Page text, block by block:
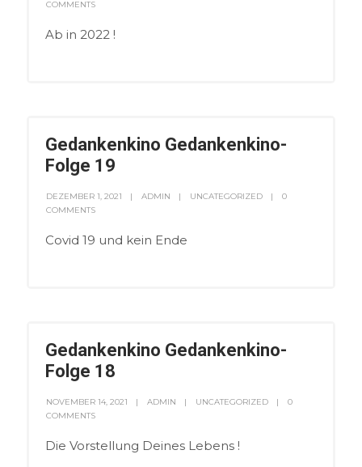
COMMENTS
Ab in 2022 !
Gedankenkino Gedankenkino-
Folge 19
DEZEMBER 1, 2021 ADMIN UNCATEGORIZED
0
COMMENTS
Covid 19 und kein Ende
Gedankenkino Gedankenkino-
Folge 18
NOVEMBER 14, 2021 ADMIN UNCATEGORIZED
0
COMMENTS
Die Vorstellung Deines Lebens !